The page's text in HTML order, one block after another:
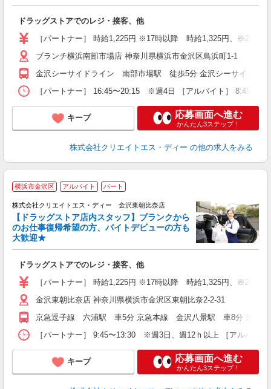
ドラッグストアでのレジ・接客、他
［パートナー］ 時給1,225円 ※17時以降 時給1,325円、※20時
ブランチ横浜南部市場店 神奈川県横浜市金沢区鳥浜町1-1
金沢シーサイドライン 南部市場駅 徒歩5分 金沢シーサイド
［パートナー］ 16:45〜20:15 ※週4日 ［アルバイト］ 8:45
キープ 応募画面へ進む
かんたん3ステップ！
株式会社クリエイトエス・ディー の他の求人をみる
横浜市金沢区 アルバイト パート
株式会社クリエイトエス・ディー 金沢東朝比奈店
【ドラッグストア店内スタッフ】ブランクから
のお仕事復帰希望の方、バイトデビューの方も
大歓迎★
ドラッグストアでのレジ・接客、他
［パートナー］ 時給1,225円 ※17時以降 時給1,325円、※20時
金沢東朝比奈店 神奈川県横浜市金沢区東朝比奈2-2-31
京急逗子線 六浦駅 車5分 京急本線 金沢八景駅 車8分 京急
［パートナー］ 9:45〜13:30 ※週3日、週12ｈ以上 ［アルバ
キープ 応募画面へ進む
かんたん3ステップ！